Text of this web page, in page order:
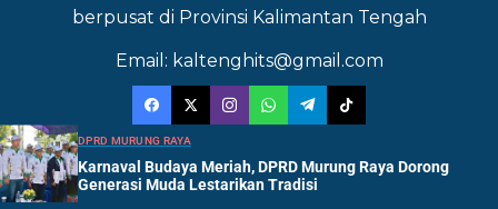
berpusat di Provinsi Kalimantan Tengah
Email: kaltenghits@gmail.com
DPRD MURUNG RAYA
Karnaval Budaya Meriah, DPRD Murung Raya Dorong
Generasi Muda Lestarikan Tradisi